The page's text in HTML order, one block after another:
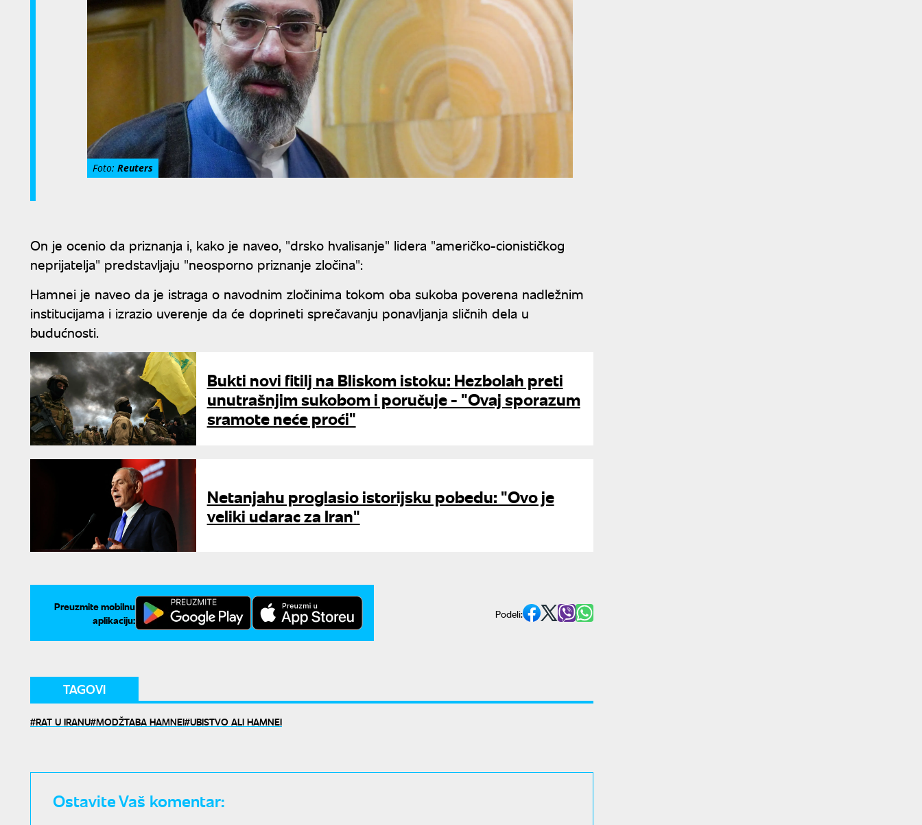
Foto: Reuters
On je ocenio da priznanja i, kako je naveo, "drsko hvalisanje" lidera "američko-cionističkog
neprijatelja" predstavljaju "neosporno priznanje zločina":
Hamnei je naveo da je istraga o navodnim zločinima tokom oba sukoba poverena nadležnim
institucijama i izrazio uverenje da će doprineti sprečavanju ponavljanja sličnih dela u
budućnosti.
Bukti novi fitilj na Bliskom istoku: Hezbolah preti
unutrašnjim sukobom i poručuje - "Ovaj sporazum
sramote neće proći"
Netanjahu proglasio istorijsku pobedu: "Ovo je
veliki udarac za Iran"
Preuzmite mobilnu
aplikaciju:
Podeli:
TAGOVI
RAT U IRANU MODŽTABA HAMNEI UBISTVO ALI HAMNEI
Ostavite Vaš komentar: